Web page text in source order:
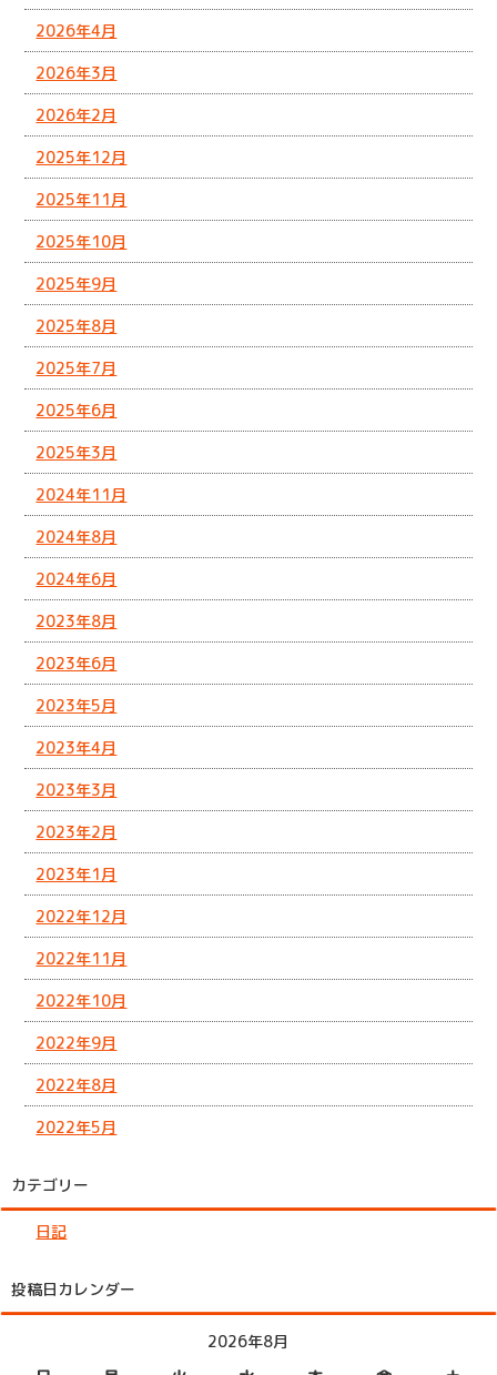
2026年4月
2026年3月
2026年2月
2025年12月
2025年11月
2025年10月
2025年9月
2025年8月
2025年7月
2025年6月
2025年3月
2024年11月
2024年8月
2024年6月
2023年8月
2023年6月
2023年5月
2023年4月
2023年3月
2023年2月
2023年1月
2022年12月
2022年11月
2022年10月
2022年9月
2022年8月
2022年5月
カテゴリー
日記
投稿日カレンダー
2026年8月